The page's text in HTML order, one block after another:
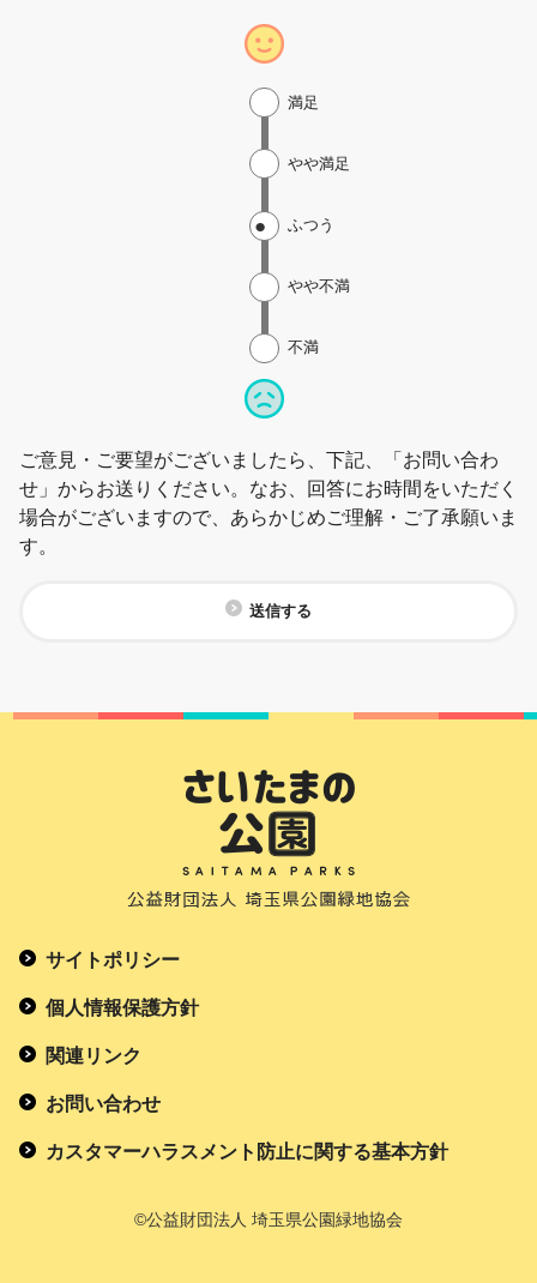
不満
やや不満
ふつう
やや満足
満足
ご意見・ご要望がございましたら、下記、「お問い合わ
せ」からお送りください。なお、回答にお時間をいただく
場合がございますので、あらかじめご理解・ご了承願いま
す。
送信する
サイトポリシー
個人情報保護方針
関連リンク
お問い合わせ
カスタマーハラスメント防止に関する基本方針
©公益財団法人 埼玉県公園緑地協会